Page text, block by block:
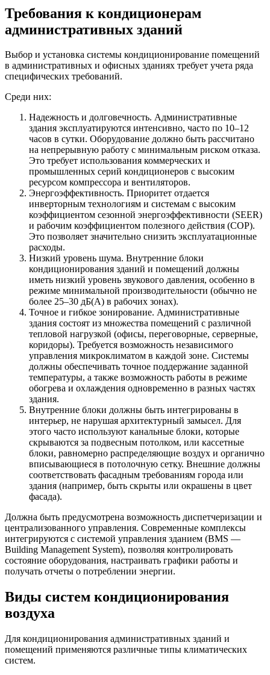
Требования к кондиционерам
административных зданий
Выбор и установка системы кондиционирование помещений
в административных и офисных зданиях требует учета ряда
специфических требований.
Среди них:
Надежность и долговечность. Административные
здания эксплуатируются интенсивно, часто по 10–12
часов в сутки. Оборудование должно быть рассчитано
на непрерывную работу с минимальным риском отказа.
Это требует использования коммерческих и
промышленных серий кондиционеров с высоким
ресурсом компрессора и вентиляторов.
Энергоэффективность. Приоритет отдается
инверторным технологиям и системам с высоким
коэффициентом сезонной энергоэффективности (SEER)
и рабочим коэффициентом полезного действия (COP).
Это позволяет значительно снизить эксплуатационные
расходы.
Низкий уровень шума. Внутренние блоки
кондиционирования зданий и помещений должны
иметь низкий уровень звукового давления, особенно в
режиме минимальной производительности (обычно не
более 25–30 дБ(А) в рабочих зонах).
Точное и гибкое зонирование. Административные
здания состоят из множества помещений с различной
тепловой нагрузкой (офисы, переговорные, серверные,
коридоры). Требуется возможность независимого
управления микроклиматом в каждой зоне. Системы
должны обеспечивать точное поддержание заданной
температуры, а также возможность работы в режиме
обогрева и охлаждения одновременно в разных частях
здания.
Внутренние блоки должны быть интегрированы в
интерьер, не нарушая архитектурный замысел. Для
этого часто используют канальные блоки, которые
скрываются за подвесным потолком, или кассетные
блоки, равномерно распределяющие воздух и органично
вписывающиеся в потолочную сетку. Внешние должны
соответствовать фасадным требованиям города или
здания (например, быть скрыты или окрашены в цвет
фасада).
Должна быть предусмотрена возможность диспетчеризации и
централизованного управления. Современные комплексы
интегрируются с системой управления зданием (BMS —
Building Management System), позволяя контролировать
состояние оборудования, настраивать графики работы и
получать отчеты о потреблении энергии.
Виды систем кондиционирования
воздуха
Для кондиционирования административных зданий и
помещений применяются различные типы климатических
систем.